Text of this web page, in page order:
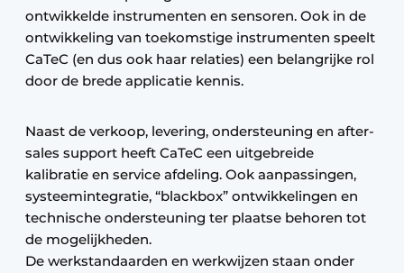
ontwikkelde instrumenten en sensoren. Ook in de
ontwikkeling van toekomstige instrumenten speelt
CaTeC (en dus ook haar relaties) een belangrijke rol
door de brede applicatie kennis.
Naast de verkoop, levering, ondersteuning en after-
sales support heeft CaTeC een uitgebreide
kalibratie en service afdeling. Ook aanpassingen,
systeemintegratie, “blackbox” ontwikkelingen en
technische ondersteuning ter plaatse behoren tot
de mogelijkheden.
De werkstandaarden en werkwijzen staan onder